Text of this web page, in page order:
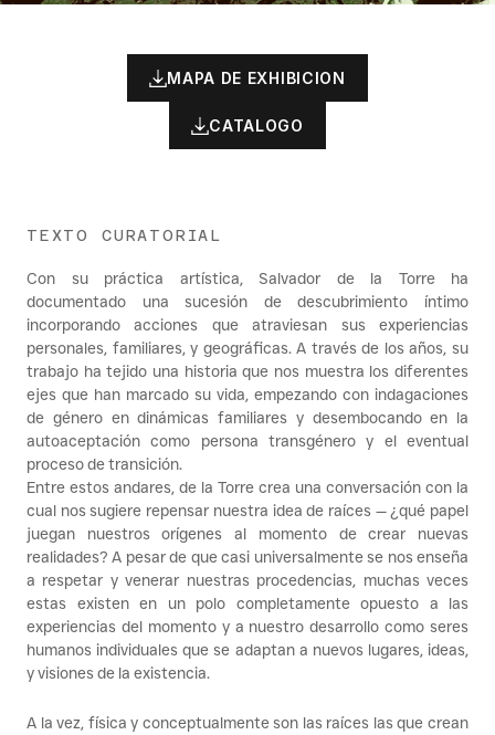
MAPA DE EXHIBICION
CATALOGO
TEXTO CURATORIAL
Con su práctica artística, Salvador de la Torre ha
documentado una sucesión de descubrimiento íntimo
incorporando acciones que atraviesan sus experiencias
personales, familiares, y geográficas. A través de los años, su
trabajo ha tejido una historia que nos muestra los diferentes
ejes que han marcado su vida, empezando con indagaciones
de género en dinámicas familiares y desembocando en la
autoaceptación como persona transgénero y el eventual
proceso de transición.
Entre estos andares, de la Torre crea una conversación con la
cual nos sugiere repensar nuestra idea de raíces — ¿qué papel
juegan nuestros orígenes al momento de crear nuevas
realidades? A pesar de que casi universalmente se nos enseña
a respetar y venerar nuestras procedencias, muchas veces
estas existen en un polo completamente opuesto a las
experiencias del momento y a nuestro desarrollo como seres
humanos individuales que se adaptan a nuevos lugares, ideas,
y visiones de la existencia.
A la vez, física y conceptualmente son las raíces las que crean